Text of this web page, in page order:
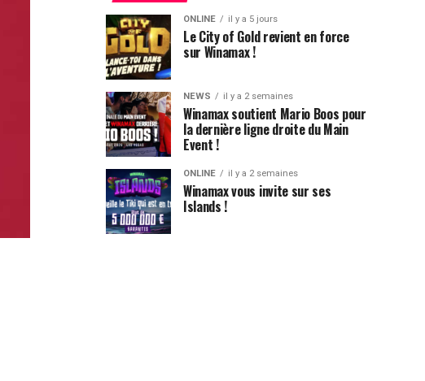
ONLINE il y a 5 jours
Le City of Gold revient en force
sur Winamax !
NEWS il y a 2 semaines
Winamax soutient Mario Boos pour
la dernière ligne droite du Main
Event !
ONLINE il y a 2 semaines
Winamax vous invite sur ses
Islands !